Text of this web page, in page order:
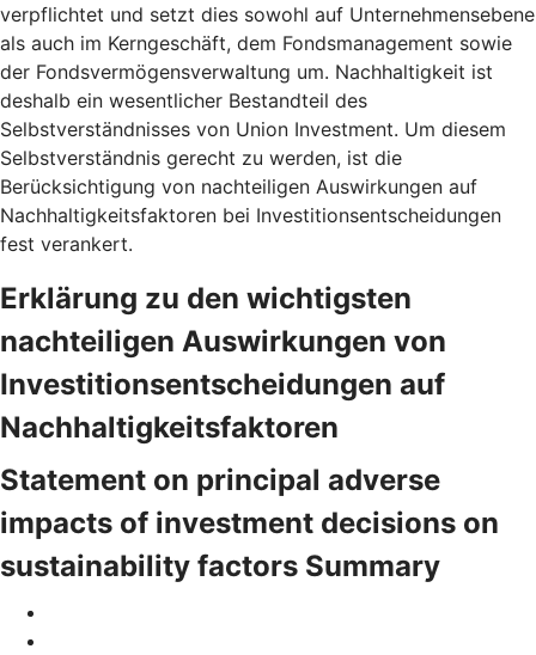
verpflichtet und setzt dies sowohl auf Unternehmensebene
als auch im Kerngeschäft, dem Fondsmanagement sowie
der Fondsvermögensverwaltung um. Nachhaltigkeit ist
deshalb ein wesentlicher Bestandteil des
Selbstverständnisses von Union Investment. Um diesem
Selbstverständnis gerecht zu werden, ist die
Berücksichtigung von nachteiligen Auswirkungen auf
Nachhaltigkeitsfaktoren bei Investitionsentscheidungen
fest verankert.
Erklärung zu den wichtigsten
nachteiligen Auswirkungen von
Investitionsentscheidungen auf
Nachhaltigkeitsfaktoren
Statement on principal adverse
impacts of investment decisions on
sustainability factors Summary